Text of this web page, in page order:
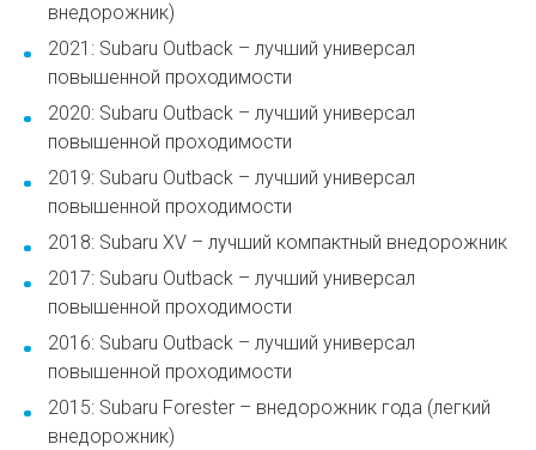
внедорожник)
2021: Subaru Outback – лучший универсал
повышенной проходимости
2020: Subaru Outback – лучший универсал
повышенной проходимости
2019: Subaru Outback – лучший универсал
повышенной проходимости
2018: Subaru XV – лучший компактный внедорожник
2017: Subaru Outback – лучший универсал
повышенной проходимости
2016: Subaru Outback – лучший универсал
повышенной проходимости
2015: Subaru Forester – внедорожник года (легкий
внедорожник)